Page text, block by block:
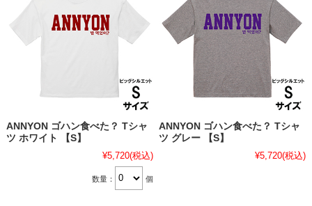
ANNYON ゴハン食べた？ Tシャ
ツ ホワイト 【S】
¥5,720(税込)
数量： 個
ANNYON ゴハン食べた？ Tシャ
ツ グレー 【S】
¥5,720(税込)